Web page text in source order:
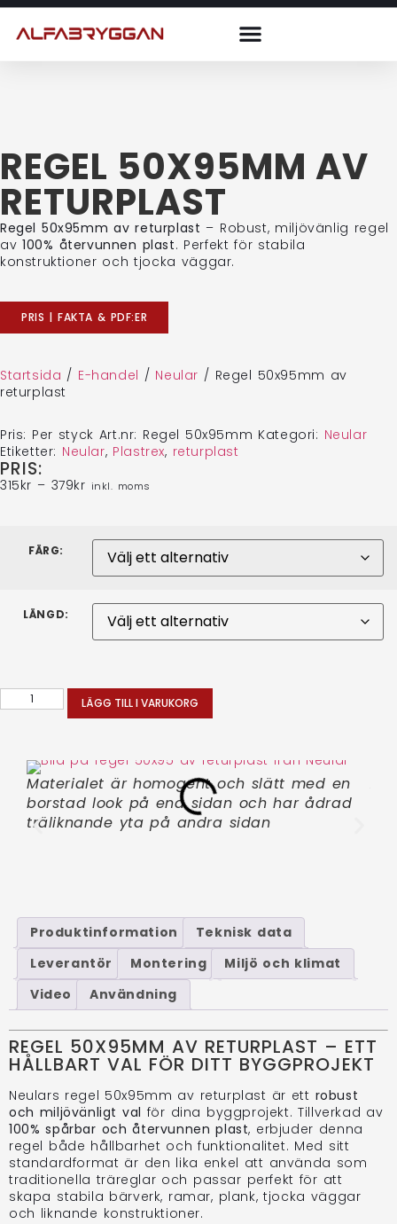
REGEL 50X95MM AV
RETURPLAST
Regel 50x95mm av returplast – Robust, miljövänlig regel
av100% återvunnen plast. Perfekt för stabila
konstruktioner och tjocka väggar.
PRIS | FAKTA & PDF:ER
Startsida / E-handel / Neular / Regel 50x95mm av
returplast
Pris: Per styck Art.nr: Regel 50x95mm Kategori: Neular
Etiketter: Neular, Plastrex, returplast
PRIS:
315kr – 379kr inkl. moms
FÄRG:
LÄNGD:
LÄGG TILL I VARUKORG
Materialet är homogent och slätt med en
borstad look på ena sidan och har ådrad
träliknande yta på andra sidan
Produktinformation
Teknisk data
Leverantör
Montering
Miljö och klimat
Video
Användning
REGEL 50X95MM AV RETURPLAST – ETT
HÅLLBART VAL FÖR DITT BYGGPROJEKT
Neulars regel 50x95mm av returplast är ett robust
och miljövänligt val för dina byggprojekt. Tillverkad av
100% spårbar och återvunnen plast, erbjuder denna
regel både hållbarhet och funktionalitet. Med sitt
standardformat är den lika enkel att använda som
traditionella träreglar och passar perfekt för att
skapa stabila bärverk, ramar, plank, tjocka väggar
och liknande konstruktioner.